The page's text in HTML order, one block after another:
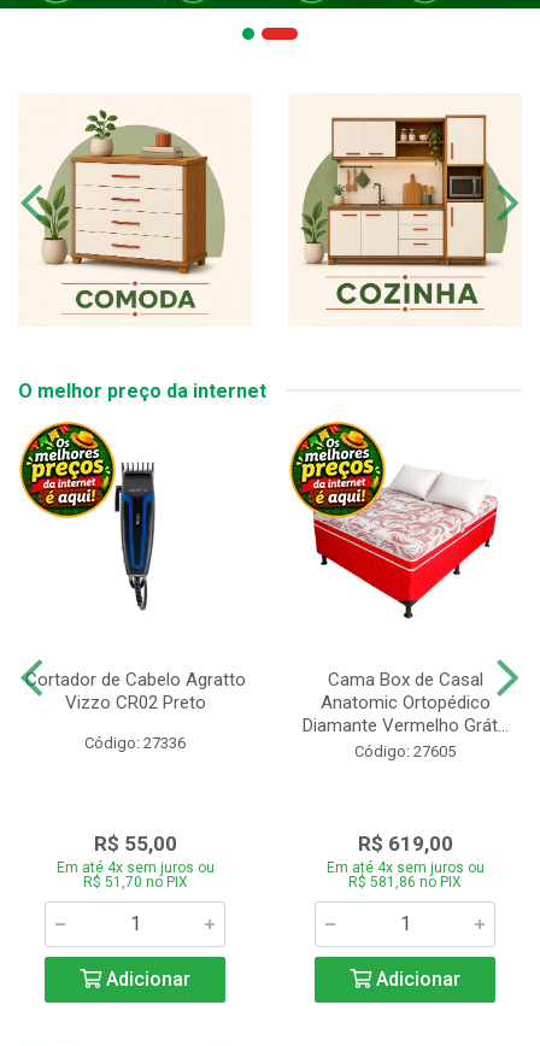
O melhor preço da internet
Cortador de Cabelo Agratto
Vizzo CR02 Preto
Código: 27336
R$ 55,00
Em até 4x sem juros ou
R$ 51,70 no PIX
Adicionar
Cama Box de Casal
Anatomic Ortopédico
Diamante Vermelho Grát...
Código: 27605
R$ 619,00
Em até 4x sem juros ou
R$ 581,86 no PIX
Adicionar